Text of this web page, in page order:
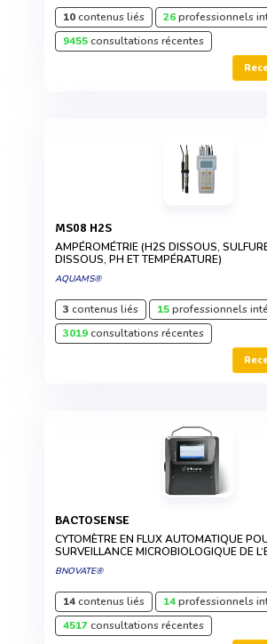
10contenus liés 26professionnels
9455consultations récentes
MS08 H2S
AMPÉROMÉTRIE (H2S DISSOUS,
DISSOUS, PH ET TEMPÉRATURE)
AQUAMS®
3 contenus liés 15professionnels
3019consultations récentes
BACTOSENSE
CYTOMÈTRE EN FLUX AUTOMATIQUE
SURVEILLANCE MICROBIOLOGIQUE DE
BNOVATE®
14contenus liés 14professionnels
4517consultations récentes